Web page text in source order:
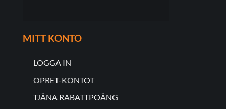
MITT KONTO
LOGGA IN
OPRET-KONTOT
TJÄNA RABATTPOÄNG